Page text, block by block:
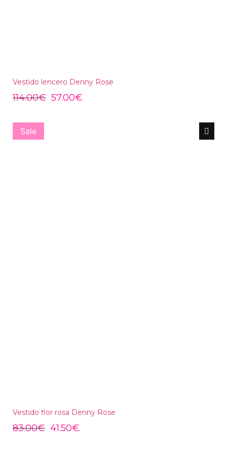
Vestido lencero Denny Rose
114.00€ 57.00€
Sale
Vestido flor rosa Denny Rose
83.00€ 41.50€